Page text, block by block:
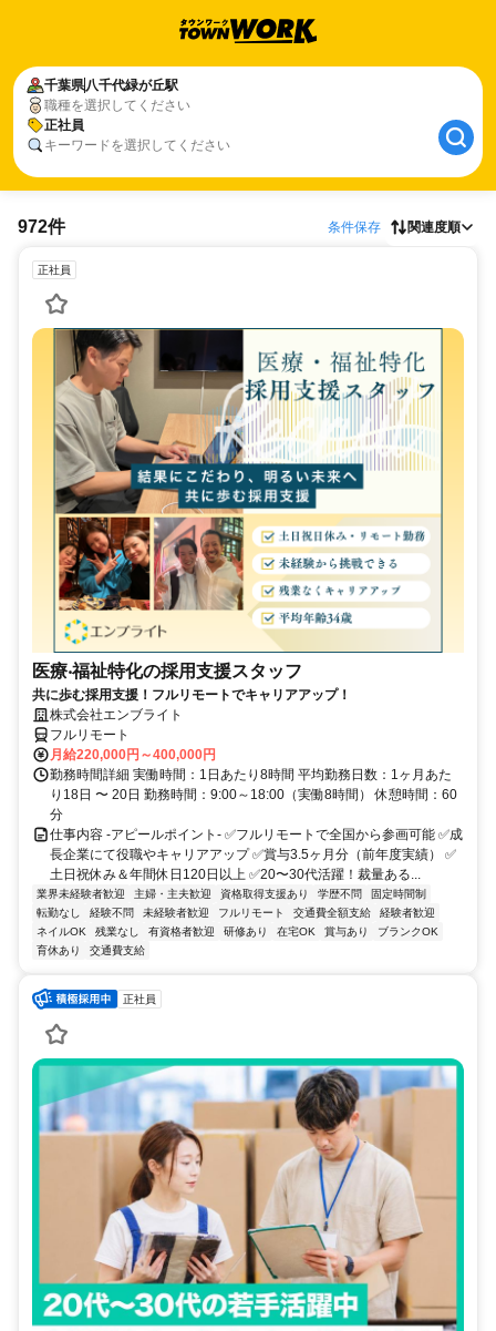
千葉県八千代緑が丘駅
職種を選択してください
正社員
キーワードを選択してください
972件 条件保存 関連度順
正社員
医療‧福祉特化の採用支援スタッフ
共に歩む採用支援！フルリモートでキャリアアップ！
株式会社エンブライト
フルリモート
月給220,000円～400,000円
勤務時間詳細 実働時間：1日あたり8時間 平均勤務日数：1ヶ月あた
り18日 〜 20日 勤務時間：9:00～18:00（実働8時間） 休憩時間：60
分
仕事内容 -アピールポイント- ✅フルリモートで全国から参画可能 ✅成
長企業にて役職やキャリアアップ ✅賞与3.5ヶ月分（前年度実績） ✅
土日祝休み＆年間休日120日以上 ✅20〜30代活躍！裁量ある...
業界未経験者歓迎 主婦・主夫歓迎 資格取得支援あり 学歴不問
固定時間制
転勤なし
経験不問 未経験者歓迎 フルリモート 交通費全額支給
経験者歓迎
ネイルOK
残業なし 有資格者歓迎 研修あり 在宅OK 賞与あり
ブランクOK
育休あり
交通費支給
正社員